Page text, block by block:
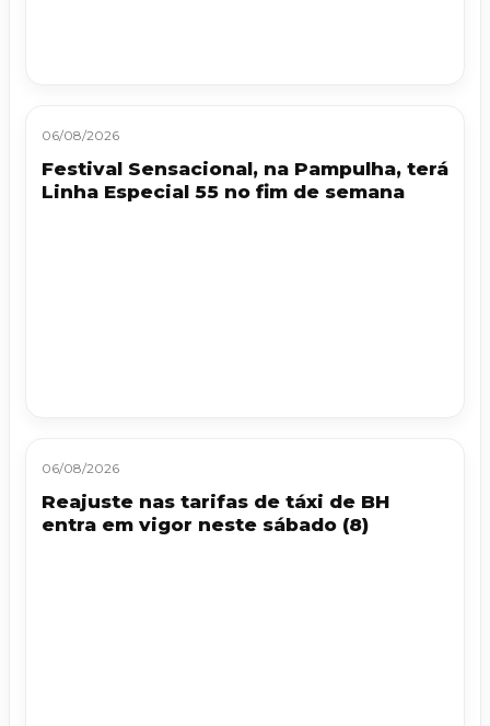
06/08/2026
Festival Sensacional, na Pampulha, terá
Linha Especial 55 no fim de semana
06/08/2026
Reajuste nas tarifas de táxi de BH
entra em vigor neste sábado (8)